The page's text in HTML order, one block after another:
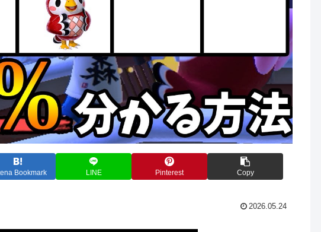
Bookmark LINE Pinterest Copy
2026.05.24